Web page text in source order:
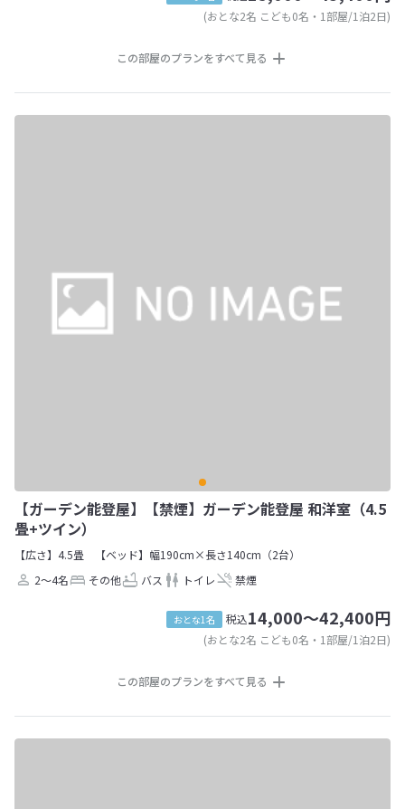
(おとな2名 こども0名・1部屋/1泊2日)
この部屋のプランをすべて見る
【ガーデン能登屋】【禁煙】ガーデン能登屋 和洋室（4.5
畳+ツイン）
【広さ】4.5畳
【ベッド】幅190cm×長さ140cm（2台）
2～4名
その他 バス トイレ 禁煙
おとな1名 税込14,000～42,400円
(おとな2名 こども0名・1部屋/1泊2日)
この部屋のプランをすべて見る